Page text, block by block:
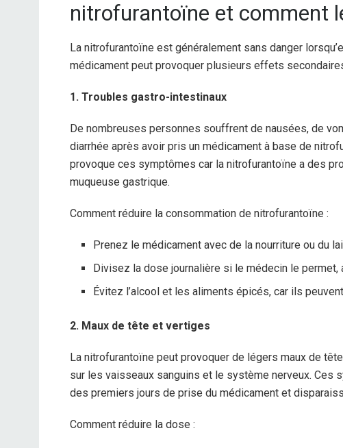
nitrofurantoïne et comment
La nitrofurantoïne est généralement sans danger
médicament peut provoquer plusieurs effets
1. Troubles gastro-intestinaux
De nombreuses personnes souffrent de nausées, de
diarrhée après avoir pris un médicament à base de
provoque ces symptômes car la nitrofurantoïne a des
muqueuse gastrique.
Comment réduire la consommation de nitrofurantoïne :
Prenez le médicament avec de la nourriture ou du
Divisez la dose journalière si le médecin le permet,
Évitez l’alcool et les aliments épicés, car ils
2. Maux de tête et vertiges
La nitrofurantoïne peut provoquer de légers maux de
sur les vaisseaux sanguins et le système nerveux. Ces
des premiers jours de prise du médicament et
Comment réduire la dose :